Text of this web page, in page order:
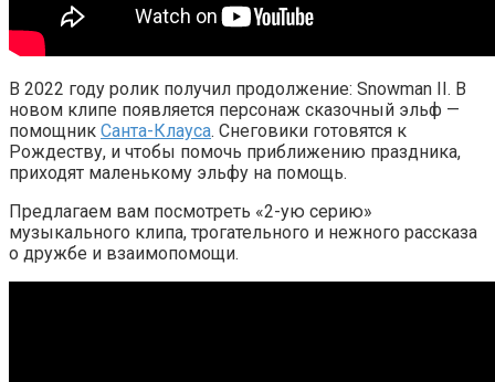
В 2022 году ролик получил продолжение: Snowman II. В
новом клипе появляется персонаж сказочный эльф —
помощник Санта-Клауса. Снеговики готовятся к
Рождеству, и чтобы помочь приближению праздника,
приходят маленькому эльфу на помощь.
Предлагаем вам посмотреть «2-ую серию»
музыкального клипа, трогательного и нежного рассказа
о дружбе и взаимопомощи.